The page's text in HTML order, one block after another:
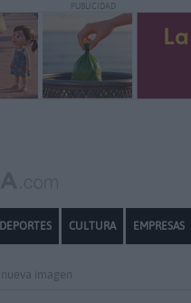
PUBLICIDAD
DEPORTES CULTURA EMPRESAS
imagen